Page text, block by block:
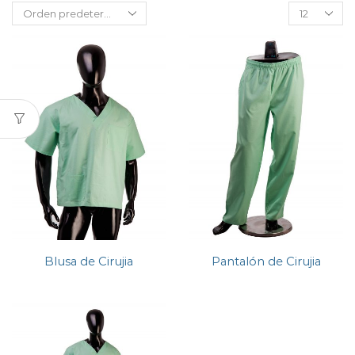
Blusa de Cirujia Pantalón de Cirujia